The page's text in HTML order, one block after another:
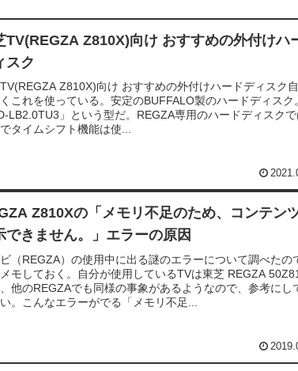
TV(REGZA Z810X)向け おすすめの外付けハ
スク
Z810X)向け おすすめの外付けハードディスク
これを使っている。安定のBUFFALO製のハードディスク
LB2.0TU3」という型だ。REGZA専用のハードディスクで
タイムシフト機能は使...
Z810Xの「メモリ不足のため、コンテン
できません。」エラーの原因
（REGZA）の使用中に出る謎のエラーについて調べたの
モしておく。自分が使用しているTVは東芝 REGZA
他のREGZAでも同様の事象があるようなので、参考にし
。こんなエラーがでる「メモリ不足...